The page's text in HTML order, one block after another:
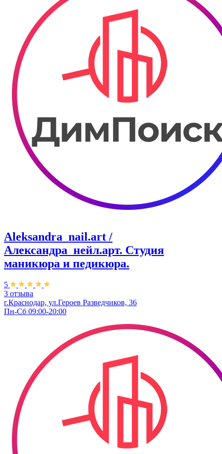
Aleksandra_nail.art /
Александра_нейл.арт. Студия
маникюра и педикюра.
5
3 отзыва
г.Краснодар, ул.Героев Разведчиков, 36
Пн-Сб 09:00-20:00